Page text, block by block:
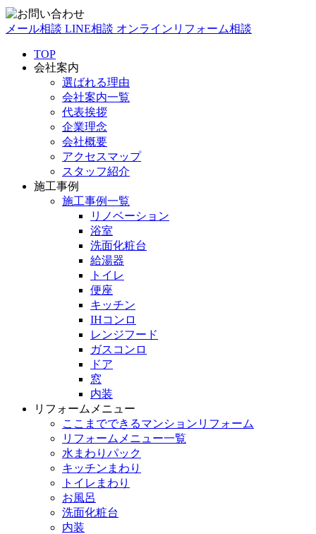
メール相談 LINE相談 オンラインリフォーム相談
TOP
会社案内
選ばれる理由
会社案内一覧
代表挨拶
企業理念
会社概要
アクセスマップ
スタッフ紹介
施工事例
施工事例一覧
リノベーション
浴室
洗面化粧台
給湯器
トイレ
便座
キッチン
IHコンロ
レンジフード
ガスコンロ
ドア
窓
内装
リフォームメニュー
ここまでできるマンションリフォーム
リフォームメニュー一覧
水まわりパック
キッチンまわり
トイレまわり
お風呂
洗面化粧台
内装